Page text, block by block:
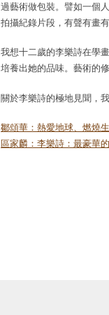
過藝術做包裝。譬如一個
拍攝紀錄片段，有聲有畫
我想十二歲的李樂詩在學
培養出她的品味。藝術的
關於李樂詩的極地見聞，
鄒頌華：熱愛地球、燃燒
區家麟：李樂詩：最豪華